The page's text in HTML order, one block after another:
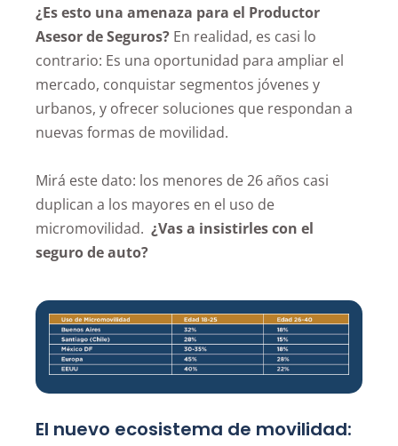
¿Es esto una amenaza para el Productor
Asesor de Seguros? En realidad, es casi lo
contrario: Es una oportunidad para ampliar el
mercado, conquistar segmentos jóvenes y
urbanos, y ofrecer soluciones que respondan a
nuevas formas de movilidad.
Mirá este dato: los menores de 26 años casi
duplican a los mayores en el uso de
micromovilidad. ¿Vas a insistirles con el
seguro de auto?
El nuevo ecosistema de movilidad: